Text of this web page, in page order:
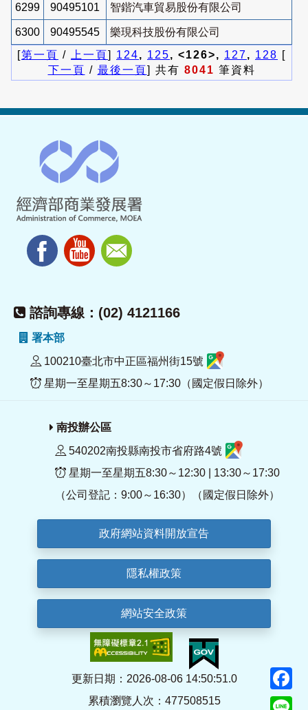
6299 90495101 智鍇汽車貿易股份有限公司
6300 90495545
樂現科技股份有限公司
[第一頁 / 上一頁] 124, 125, <126>, 127, 128 [
下一頁 / 最後一頁] 共有 8041 筆資料
諮詢專線：(02) 4121166
署本部
100210臺北市中正區福州街15號
星期一至星期五8:30～17:30（國定假日除外）
南投辦公區
540202南投縣南投市省府路4號
星期一至星期五8:30～12:30 | 13:30～17:30
（公司登記：9:00～16:30）（國定假日除外）
政府網站資料開放宣告
隱私權政策
網站安全政策
更新日期：2026-08-06 14:50:51.0
累積瀏覽人次：477508515